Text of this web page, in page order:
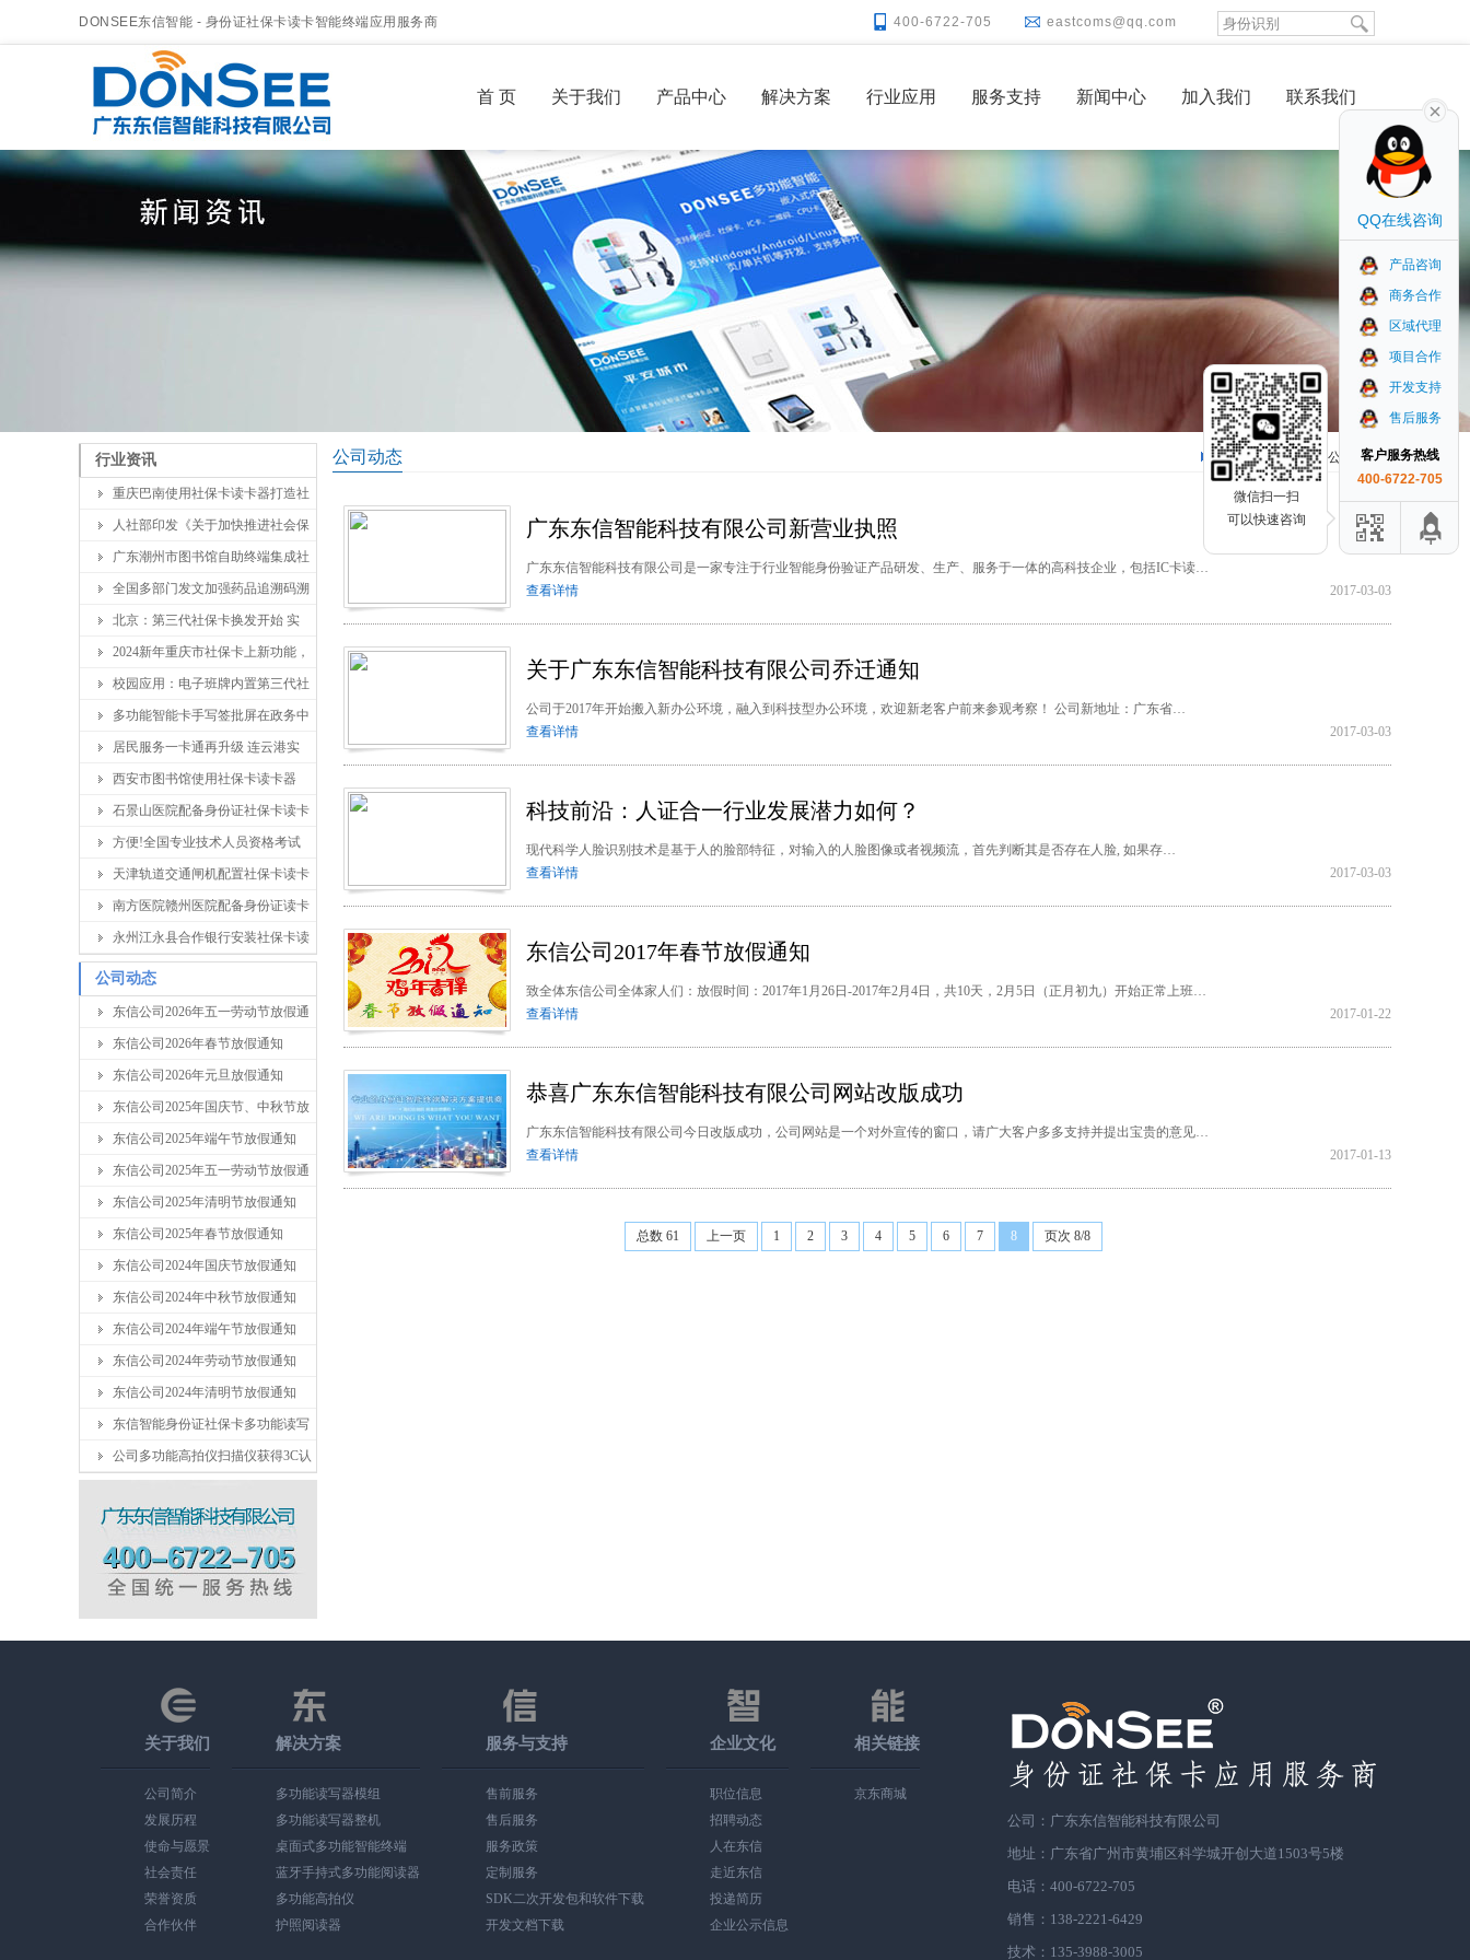
DONSEE东信智能 - 身份证社保卡读卡智能终端应用服务商 eastcoms@qq.com
400-6722-705
首 页 关于我们 产品中心 解决方案 行业应用 服务支持 新闻中心 加入我们 联系我们
行业资讯
重庆巴南使用社保卡读卡器打造社
人社部印发《关于加快推进社会保
广东潮州市图书馆自助终端集成社
全国多部门发文加强药品追溯码溯
北京：第三代社保卡换发开始 实
2024新年重庆市社保卡上新功能，
校园应用：电子班牌内置第三代社
多功能智能卡手写签批屏在政务中
居民服务一卡通再升级 连云港实
西安市图书馆使用社保卡读卡器
石景山医院配备身份证社保卡读卡
方便!全国专业技术人员资格考试
天津轨道交通闸机配置社保卡读卡
南方医院赣州医院配备身份证读卡
永州江永县合作银行安装社保卡读
公司动态
东信公司2026年五一劳动节放假通
东信公司2026年春节放假通知
东信公司2026年元旦放假通知
东信公司2025年国庆节、中秋节放
东信公司2025年端午节放假通知
东信公司2025年五一劳动节放假通
东信公司2025年清明节放假通知
东信公司2025年春节放假通知
东信公司2024年国庆节放假通知
东信公司2024年中秋节放假通知
东信公司2024年端午节放假通知
东信公司2024年劳动节放假通知
东信公司2024年清明节放假通知
东信智能身份证社保卡多功能读写
公司多功能高拍仪扫描仪获得3C认
公司动态 首页>新闻中心> 公司动态
广东东信智能科技有限公司新营业执照
广东东信智能科技有限公司是一家专注于行业智能身份验证产品研发、生产、服务于一体的高科技企业，包括IC卡读…
2017-03-03
查看详情
关于广东东信智能科技有限公司乔迁通知
公司于2017年开始搬入新办公环境，融入到科技型办公环境，欢迎新老客户前来参观考察！ 公司新地址：广东省…
2017-03-03
查看详情
科技前沿：人证合一行业发展潜力如何？
​​现代科学人脸识别技术是基于人的脸部特征，对输入的人脸图像或者视频流，首先判断其是否存在人脸, 如果存…
2017-03-03
查看详情
东信公司2017年春节放假通知
致全体东信公司全体家人们：放假时间：2017年1月26日-2017年2月4日，共10天，2月5日（正月初九）开始正常上班…
2017-01-22
查看详情
恭喜广东东信智能科技有限公司网站改版成功
广东东信智能科技有限公司今日改版成功，公司网站是一个对外宣传的窗口，请广大客户多多支持并提出宝贵的意见…
2017-01-13
查看详情
总数 61 上一页 1 2 3 4 5 6 7 8 页次 8/8
关于我们
公司简介
发展历程
使命与愿景
社会责任
荣誉资质
合作伙伴
解决方案
多功能读写器模组
多功能读写器整机
桌面式多功能智能终端
蓝牙手持式多功能阅读器
多功能高拍仪
护照阅读器
服务与支持
售前服务
售后服务
服务政策
定制服务
SDK二次开发包和软件下载
开发文档下载
企业文化
职位信息
招聘动态
人在东信
走近东信
投递简历
企业公示信息
相关链接
京东商城
公司：广东东信智能科技有限公司
地址：广东省广州市黄埔区科学城开创大道1503号5楼
电话：400-6722-705
销售：138-2221-6429
技术：135-3988-3005
QQ在线咨询
产品咨询
商务合作
区域代理
项目合作
开发支持
售后服务
客户服务热线
400-6722-705
微信扫一扫
可以快速咨询